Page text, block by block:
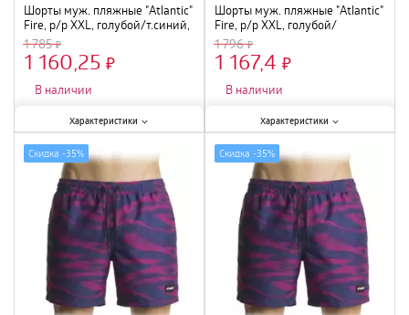
Характеристики:
Размер:XXL;
Шорты муж. пляжные "Atlantic"
Fire, р/р XXL, голубой/т.синий,
KMB-216
1 785
1 160,25
В наличии
Характеристики Характеристики:
Размер:XXL;
Шорты муж. пляжные "Atlantic"
Fire, р/р XXL, голубой/
розовый, KMB-216
1 796
1 167,4
В наличии
Характеристики
Скидка -35% Скидка -35%